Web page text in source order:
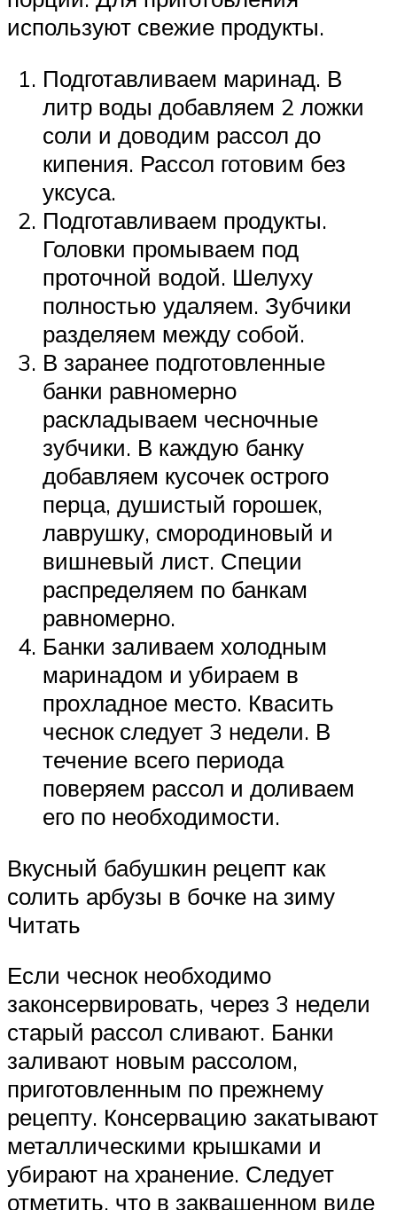
используют свежие продукты.
Подготавливаем маринад. В
литр воды добавляем 2 ложки
соли и доводим рассол до
кипения. Рассол готовим без
уксуса.
Подготавливаем продукты.
Головки промываем под
проточной водой. Шелуху
полностью удаляем. Зубчики
разделяем между собой.
В заранее подготовленные
банки равномерно
раскладываем чесночные
зубчики. В каждую банку
добавляем кусочек острого
перца, душистый горошек,
лаврушку, смородиновый и
вишневый лист. Специи
распределяем по банкам
равномерно.
Банки заливаем холодным
маринадом и убираем в
прохладное место. Квасить
чеснок следует 3 недели. В
течение всего периода
поверяем рассол и доливаем
его по необходимости.
Вкусный бабушкин рецепт как
солить арбузы в бочке на зиму
Читать
Если чеснок необходимо
законсервировать, через 3 недели
старый рассол сливают. Банки
заливают новым рассолом,
приготовленным по прежнему
рецепту. Консервацию закатывают
металлическими крышками и
убирают на хранение. Следует
отметить, что в заквашенном виде